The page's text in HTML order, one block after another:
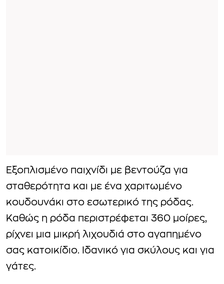
Εξοπλισμένo παιχνίδι με βεντούζα για
σταθερότητα και με ένα χαριτωμένο
κουδουνάκι στο εσωτερικό της ρόδας.
Καθώς η ρόδα περιστρέφεται 360 μοίρες,
ρίχνει μια μικρή λιχουδιά στο αγαπημένο
σας κατοικίδιο. Ιδανικό για σκύλους και για
γάτες.